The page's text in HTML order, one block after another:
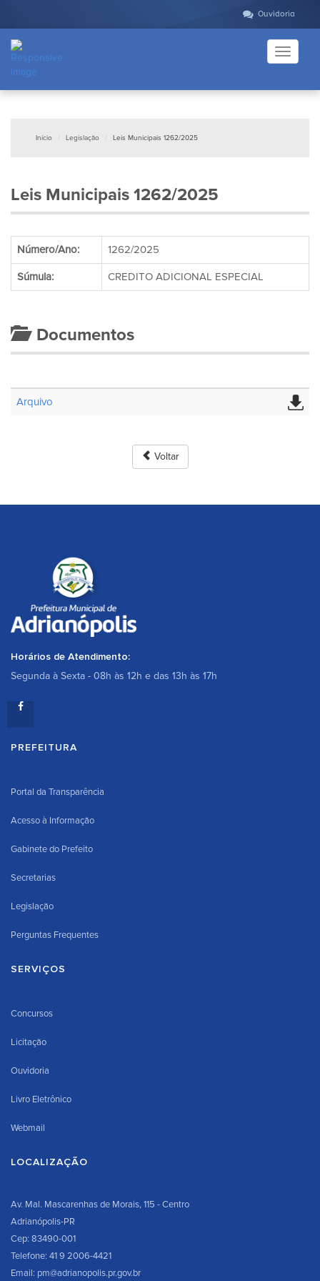
Ouvidoria
Toggle
Início Legislação Leis Municipais 1262/2025
Leis Municipais 1262/2025
Número/Ano: 1262/2025
Súmula: CREDITO ADICIONAL ESPECIAL
Documentos
Arquivo
Voltar
Horários de Atendimento:
Segunda à Sexta - 08h às 12h e das 13h às 17h
PREFEITURA
Portal da Transparência
Acesso à Informação
Gabinete do Prefeito
Secretarias
Legislação
Perguntas Frequentes
SERVIÇOS
Concursos
Licitação
Ouvidoria
Livro Eletrônico
Webmail
LOCALIZAÇÃO
Av. Mal. Mascarenhas de Morais, 115 - Centro
Adrianópolis-PR
Cep: 83490-001
Telefone: 41 9 2006-4421
Email: pm@adrianopolis.pr.gov.br